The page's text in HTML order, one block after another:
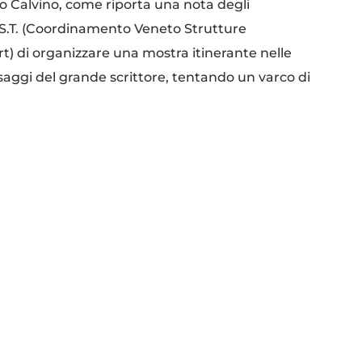
Calvino, come riporta una nota degli
(Coordinamento Veneto Strutture
di organizzare una mostra itinerante nelle
del grande scrittore, tentando un varco di